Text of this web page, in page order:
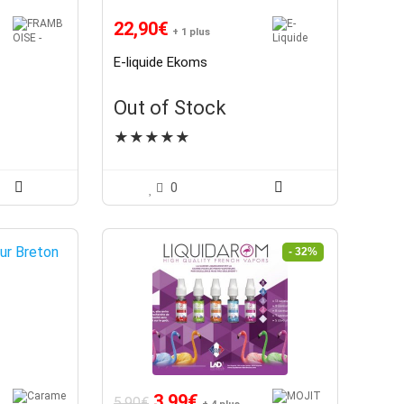
22,90€ + 1 plus
E-liquide Ekoms
Out of Stock
★ ★ ★ ★ ★
0
- 32%